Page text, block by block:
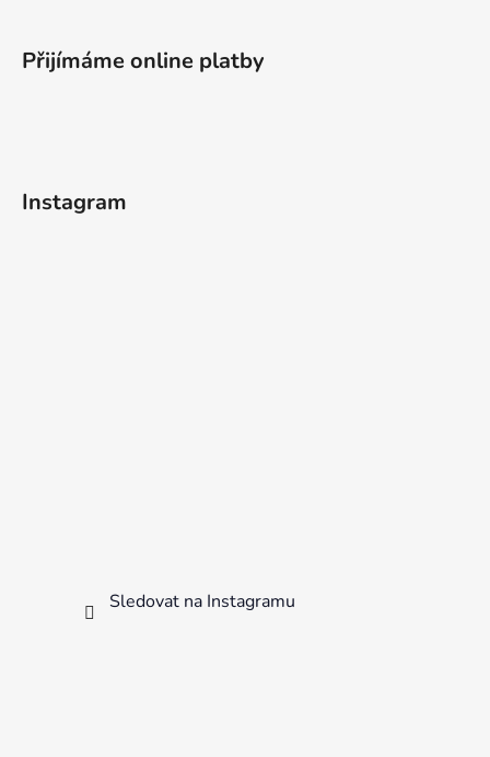
Přijímáme online platby
Instagram
Sledovat na Instagramu